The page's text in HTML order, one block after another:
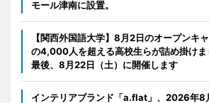
モール津南に設置。
【関西外国語大学】8月2日のオープンキ
の4,000人を超える高校生らが詰め掛け
最後、8月22日（土）に開催します
インテリアブランド「a.flat」、2026年8